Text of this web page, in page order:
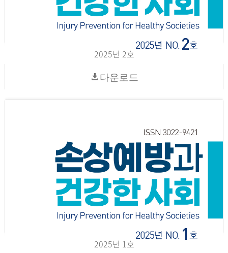
2025년 2호
다운로드
2025년 1호